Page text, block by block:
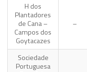
H dos
Plantadores
de Cana –
Campos dos
Goytacazes
–
Sociedade
Portuguesa